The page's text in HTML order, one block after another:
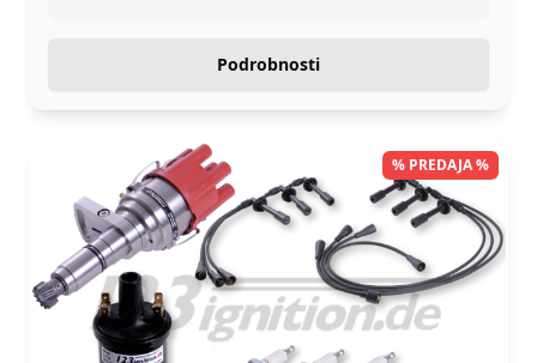
Podrobnosti
% PREDAJA %